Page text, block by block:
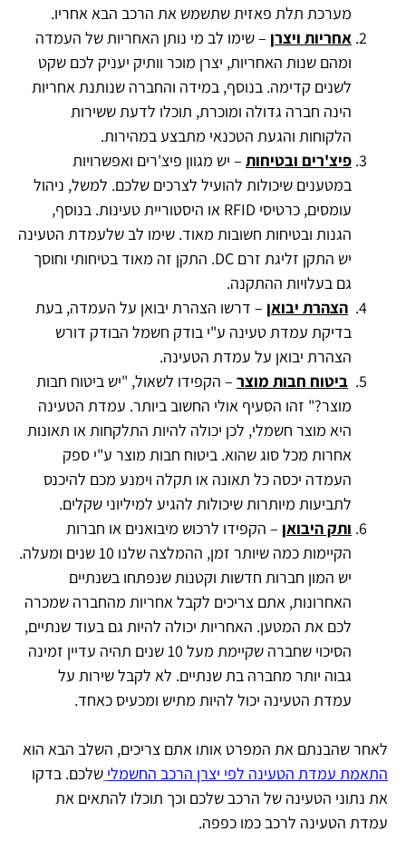
מערכת תלת פאזית שתשמש את הרכב הבא אחריו.
אחריות ויצרן – שימו לב מי נותן האחריות של העמדה
ומהם שנות האחריות, יצרן מוכר וותיק יעניק לכם שקט
לשנים קדימה. בנוסף, במידה והחברה שנותנת אחריות
הינה חברה גדולה ומוכרת, תוכלו לדעת ששירות
הלקוחות והגעת הטכנאי מתבצע במהירות.
פיצ'רים ובטיחות – יש מגוון פיצ'רים ואפשרויות
במטענים שיכולות להועיל לצרכים שלכם. למשל, ניהול
עומסים, כרטיסי RFID או היסטוריית טעינות. בנוסף,
הגנות ובטיחות חשובות מאוד. שימו לב שלעמדת הטעינה
יש התקן זליגת זרם DC. התקן זה מאוד בטיחותי וחוסך
גם בעלויות ההתקנה.
הצהרת יבואן – דרשו הצהרת יבואן על העמדה, בעת
בדיקת עמדת טעינה ע"י בודק חשמל הבודק דורש
הצהרת יבואן על עמדת הטעינה.
ביטוח חבות מוצר – הקפידו לשאול, "יש ביטוח חבות
מוצר?" זהו הסעיף אולי החשוב ביותר. עמדת הטעינה
היא מוצר חשמלי, לכן יכולה להיות התלקחות או תאונות
אחרות מכל סוג שהוא. ביטוח חבות מוצר ע"י ספק
העמדה יכסה כל תאונה או תקלה וימנע מכם להיכנס
לתביעות מיותרות שיכולות להגיע למיליוני שקלים.
ותק היבואן – הקפידו לרכוש מיבואנים או חברות
הקיימות כמה שיותר זמן, ההמלצה שלנו 10 שנים ומעלה.
יש המון חברות חדשות וקטנות שנפתחו בשנתיים
האחרונות, אתם צריכים לקבל אחריות מהחברה שמכרה
לכם את המטען. האחריות יכולה להיות גם בעוד שנתיים,
הסיכוי שחברה שקיימת מעל 10 שנים תהיה עדיין זמינה
גבוה יותר מחברה בת שנתיים. לא לקבל שירות על
עמדת הטעינה יכול להיות מתיש ומכעיס כאחד.
לאחר שהבנתם את המפרט אותו אתם צריכים, השלב הבא הוא
התאמת עמדת הטעינה לפי יצרן הרכב החשמלי שלכם. בדקו
את נתוני הטעינה של הרכב שלכם וכך תוכלו להתאים את
עמדת הטעינה לרכב כמו כפפה.